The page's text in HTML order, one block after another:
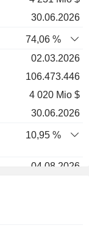
30.06.2026
74,06 %
02.03.2026
106.473.446
4 020 Mio $
30.06.2026
10,95 %
04.08.2026